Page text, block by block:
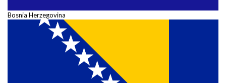
Bosnia Herzegovina